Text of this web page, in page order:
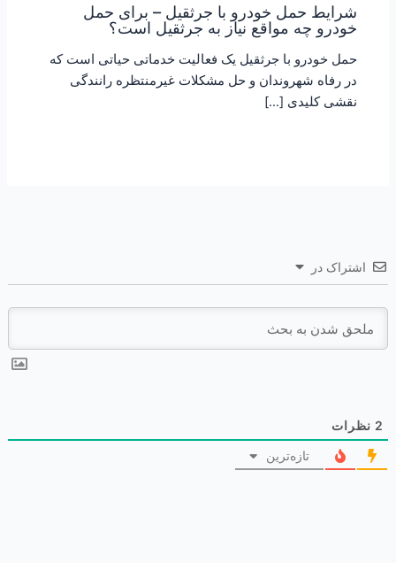
شرایط حمل خودرو با جرثقیل – برای حمل
خودرو چه مواقع نیاز به جرثقیل است؟
حمل خودرو با جرثقیل یک فعالیت خدماتی حیاتی است که
در رفاه شهروندان و حل مشکلات غیرمنتظره رانندگی
نقشی کلیدی […]
اشتراک در
2 نظرات
تازه‌ترین